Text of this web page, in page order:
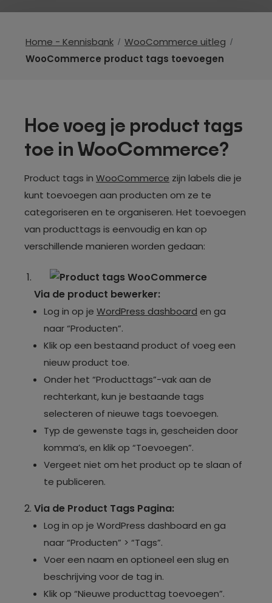
Home - Kennisbank
WooCommerce uitleg
WooCommerce product tags toevoegen
Hoe voeg je product tags
toe in WooCommerce?
Product tags in WooCommerce zijn labels die je
kunt toevoegen aan producten om ze te
categoriseren en te organiseren. Het toevoegen
van producttags is eenvoudig en kan op
verschillende manieren worden gedaan:
Via de product bewerker:
Log in op je WordPress dashboard en ga
naar “Producten”.
Klik op een bestaand product of voeg een
nieuw product toe.
Onder het “Producttags”-vak aan de
rechterkant, kun je bestaande tags
selecteren of nieuwe tags toevoegen.
Typ de gewenste tags in, gescheiden door
komma’s, en klik op “Toevoegen”.
Vergeet niet om het product op te slaan of
te publiceren.
Via de Product Tags Pagina:
Log in op je WordPress dashboard en ga
naar “Producten” > “Tags”.
Voer een naam en optioneel een slug en
beschrijving voor de tag in.
Klik op “Nieuwe producttag toevoegen”.